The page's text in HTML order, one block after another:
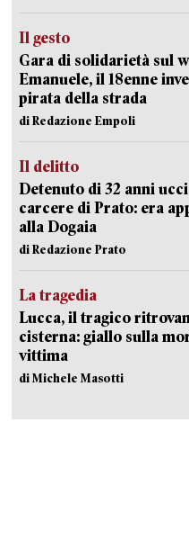
Il gesto
Gara di solidarietà sul
Emanuele, il 18enne
pirata della strada
di Redazione Empoli
Il delitto
Detenuto di 32 anni
carcere di Prato: era
alla Dogaia
di Redazione Prato
La tragedia
Lucca, il tragico
cisterna: giallo sulla
vittima
di Michele Masotti